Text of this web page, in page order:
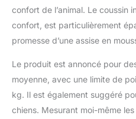
confort de l’animal. Le coussin
confort, est particulièrement
promesse d’une assise en
Le produit est annoncé pour
moyenne, avec une limite de
kg. Il est également suggéré
chiens. Mesurant moi-même